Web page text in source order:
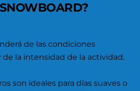
de las condiciones
la intensidad de la actividad.
son ideales para días suaves o